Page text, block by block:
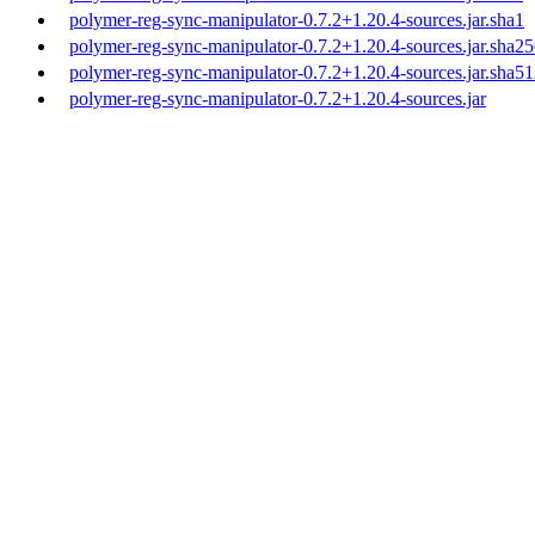
polymer-reg-sync-manipulator-0.7.2+1.20.4-sources.jar.sha1
polymer-reg-sync-manipulator-0.7.2+1.20.4-
polymer-reg-sync-manipulator-0.7.2+1.20.4-
polymer-reg-sync-manipulator-0.7.2+1.20.4-sources.jar